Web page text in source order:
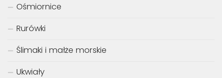
Ośmiornice
Rurówki
Ślimaki i małże morskie
Ukwiały